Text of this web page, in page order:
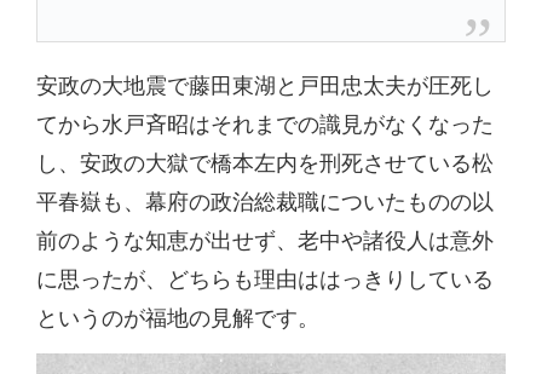
安政の大地震で藤田東湖と戸田忠太夫が圧死し
てから水戸斉昭はそれまでの識見がなくなった
し、安政の大獄で橋本左内を刑死させている松
平春嶽も、幕府の政治総裁職についたものの以
前のような知恵が出せず、老中や諸役人は意外
に思ったが、どちらも理由ははっきりしている
というのが福地の見解です。